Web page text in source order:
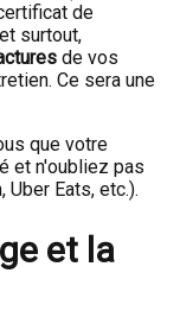
de
surtout,
de vos
Ce sera une
que votre
et n'oubliez pas
Eats, etc.).
et la